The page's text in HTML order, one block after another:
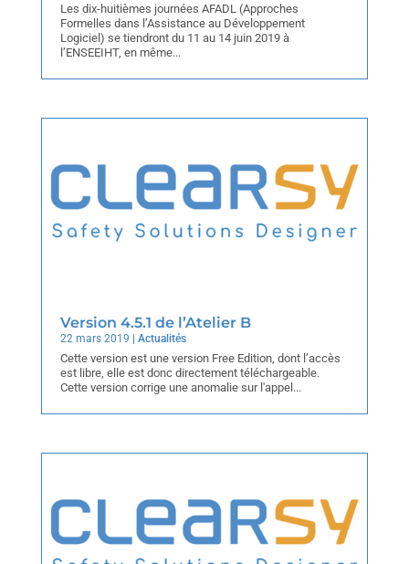
Les dix-huitièmes journées AFADL (Approches
Formelles dans l’Assistance au Développement
Logiciel) se tiendront du 11 au 14 juin 2019 à
l’ENSEEIHT, en même...
Version 4.5.1 de l’Atelier B
22 mars 2019 Actualités
Cette version est une version Free Edition, dont l’accès
est libre, elle est donc directement téléchargeable.
Cette version corrige une anomalie sur l'appel...